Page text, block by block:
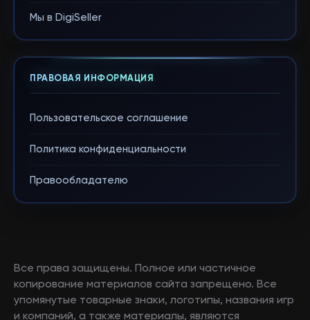
Мы в DigiSeller
ПРАВОВАЯ ИНФОРМАЦИЯ
Пользовательское соглашение
Политика конфиденциальности
Правообладателю
Все права защищены. Полное или частичное
копирование материалов сайта запрещено. Все
упомянутые товарные знаки, логотипы, названия игр
и компаний, а также материалы, являются